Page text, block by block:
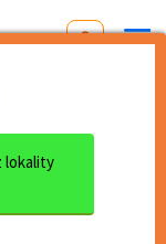
lokality
ve